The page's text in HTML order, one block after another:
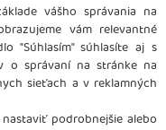
vášho správania na
vám relevantné
"Súhlasím" súhlasíte aj s
o správaní na stránke na
sieťach a v reklamných
podrobnejšie alebo